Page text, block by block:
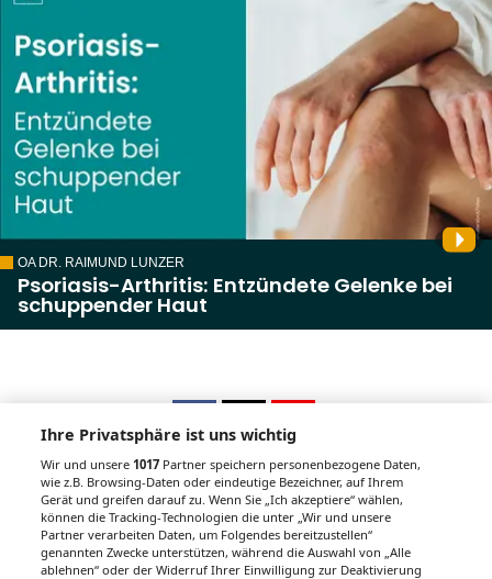
OA DR. RAIMUND LUNZER
Psoriasis-Arthritis: Entzündete Gelenke bei
schuppender Haut
Unsere Wochenzeitungen
Gesundheitsseiten
Ihre Privatsphäre ist uns wichtig
Wir und unsere1017 Partner speichern personenbezogene Daten,
wie z.B. Browsing-Daten oder eindeutige Bezeichner, auf Ihrem
Gerät und greifen darauf zu. Wenn Sie „Ich akzeptiere“ wählen,
können die Tracking-Technologien die unter „Wir und unsere
Partner verarbeiten Daten, um Folgendes bereitzustellen“
genannten Zwecke unterstützen, während die Auswahl von „Alle
ablehnen“ oder der Widerruf Ihrer Einwilligung zur Deaktivierung